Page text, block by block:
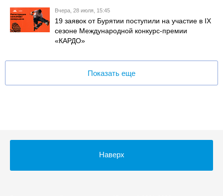
Вчера, 28 июля, 15:45
19 заявок от Бурятии поступили на участие в IX
сезоне Международной конкурс-премии
«КАРДО»
Показать еще
Наверх